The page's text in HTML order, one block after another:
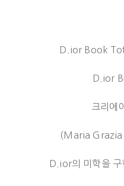
D.ior Book
D.ior
크리에
(Maria Grazia
D.ior의 미학을 구